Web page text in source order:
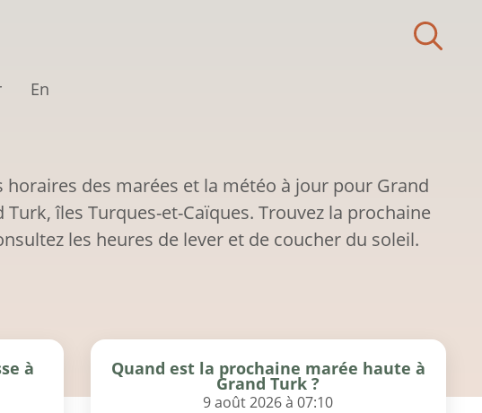
En
horaires des marées et la météo à jour pour Grand
Turk, îles Turques-et-Caïques. Trouvez la prochaine
les heures de lever et de coucher du soleil.
à Quand est la prochaine marée haute à
Grand Turk ?
9 août 2026 à 07:10